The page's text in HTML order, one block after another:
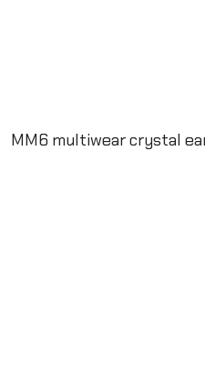
MM6 multiwear crystal